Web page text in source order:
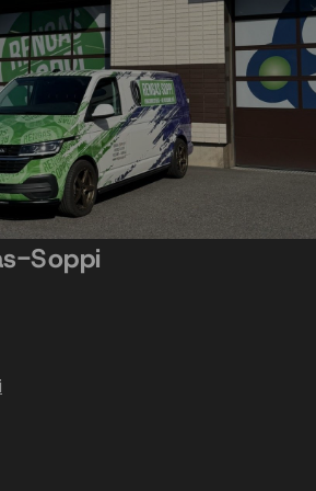
Soppi